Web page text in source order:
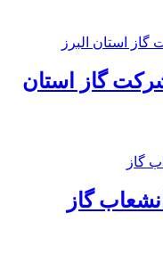
گاز استان
گاز